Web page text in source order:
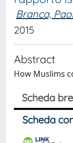
Branca,
2015
Abstract
How Muslims
Scheda
Scheda